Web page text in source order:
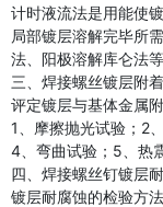
计时液流法是用能使
局部镀层溶解完毕所
法、阳极溶解库仑法等
三、焊接螺丝镀层附
评定镀层与基体金属
1、摩擦抛光试验；2
4、弯曲试验；5、热
四、焊接螺丝钉镀层
镀层耐腐蚀的检验方法